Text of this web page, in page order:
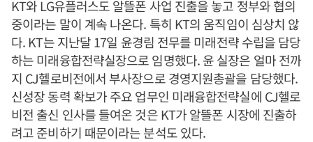
KT와 LG유플러스도 알뜰폰 사업 진출을 놓고 정부와 협의
중이라는 말이 계속 나온다. 특히 KT의 움직임이 심상치 않
다. KT는 지난달 17일 윤경림 전무를 미래전략 수립을 담당
하는 미래융합전략실장으로 임명했다. 윤 실장은 얼마 전까
지 CJ헬로비전에서 부사장으로 경영지원총괄을 담당했다.
신성장 동력 확보가 주요 업무인 미래융합전략실에 CJ헬로
비전 출신 인사를 들여온 것은 KT가 알뜰폰 시장에 진출하
려고 준비하기 때문이라는 분석도 있다.